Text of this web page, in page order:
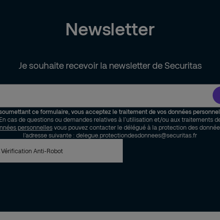
Newsletter
Je souhaite recevoir la newsletter de Securitas
ce formulaire, vous acceptez le traitement de vos données
En cas de questions ou demandes relatives à l’utilisation et/ou aux traitements
personnellesvous pouvez contacter le délégué à la protection des
l’adresse suivante : delegue.protectiondesdonnees@securitas.fr
Vérification Anti-Robot